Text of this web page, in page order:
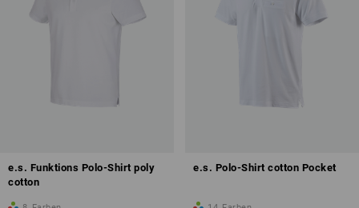
e.s. Funktions Polo-Shirt poly
cotton
e.s. Polo-Shirt cotton Pocket